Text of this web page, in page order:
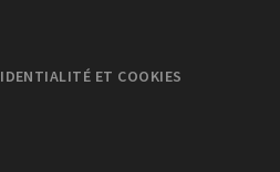
ET COOKIES